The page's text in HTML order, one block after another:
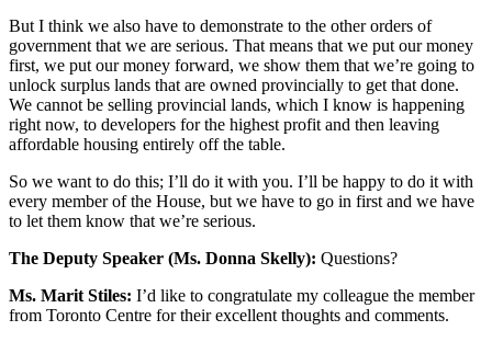
But I think we also have to demonstrate to the other orders of
government that we are serious. That means that we put our money
first, we put our money forward, we show them that we’re going to
unlock surplus lands that are owned provincially to get that done.
We cannot be selling provincial lands, which I know is happening
right now, to developers for the highest profit and then leaving
affordable housing entirely off the table.
So we want to do this; I’ll do it with you. I’ll be happy to do it with
every member of the House, but we have to go in first and we have
to let them know that we’re serious.
The Deputy Speaker (Ms. Donna Skelly): Questions?
Ms. Marit Stiles: I’d like to congratulate my colleague the member
from Toronto Centre for their excellent thoughts and comments.